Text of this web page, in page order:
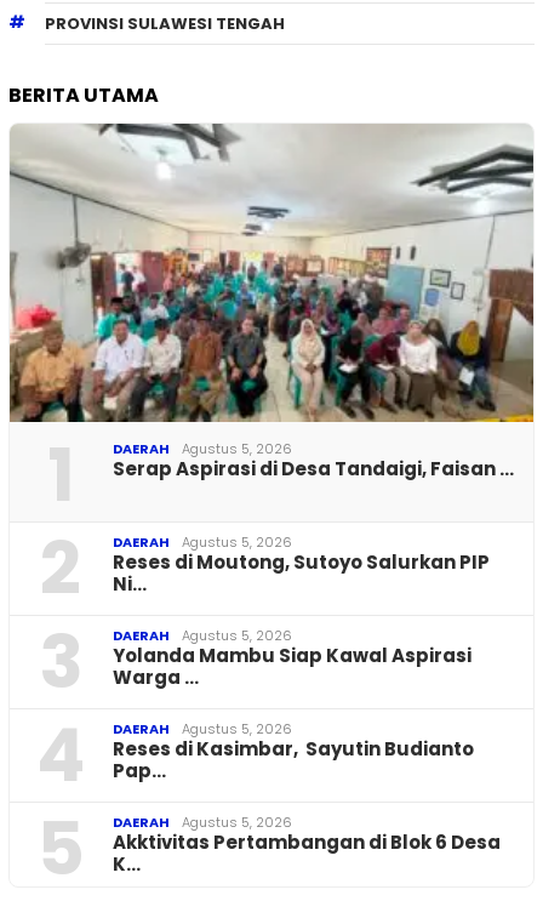
PROVINSI SULAWESI TENGAH
BERITA UTAMA
1 DAERAH Agustus 5, 2026
Serap Aspirasi di Desa Tandaigi, Faisan …
2 DAERAH Agustus 5, 2026
Reses di Moutong, Sutoyo Salurkan PIP
Ni…
3 DAERAH Agustus 5, 2026
Yolanda Mambu Siap Kawal Aspirasi
Warga …
4 DAERAH Agustus 5, 2026
Reses di Kasimbar, Sayutin Budianto
Pap…
5 DAERAH Agustus 5, 2026
Akktivitas Pertambangan di Blok 6 Desa
K…